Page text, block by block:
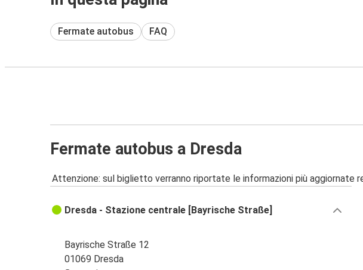
Fermate autobus FAQ
Fermate autobus a Dresda
Attenzione: sul biglietto verranno riportate le informazioni più aggiornate
Dresda - Stazione centrale [Bayrische Straße]
Bayrische Straße 12
01069 Dresda